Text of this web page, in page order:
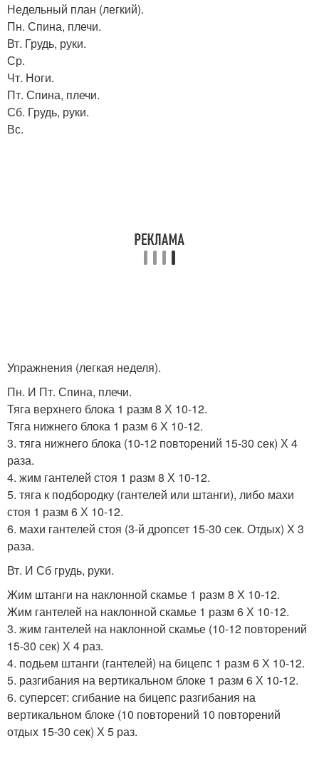
Недельный план (легкий).
Пн. Спина, плечи.
Вт. Грудь, руки.
Ср.
Чт. Ноги.
Пт. Спина, плечи.
Сб. Грудь, руки.
Вс.
Упражнения (легкая неделя).
Пн. И Пт. Спина, плечи.
Тяга верхнего блока 1 разм 8 Х 10-12.
Тяга нижнего блока 1 разм 6 Х 10-12.
3. тяга нижнего блока (10-12 повторений 15-30 сек) Х 4
раза.
4. жим гантелей стоя 1 разм 8 Х 10-12.
5. тяга к подбородку (гантелей или штанги), либо махи
стоя 1 разм 6 Х 10-12.
6. махи гантелей стоя (3-й дропсет 15-30 сек. Отдых) Х 3
раза.
Вт. И Сб грудь, руки.
Жим штанги на наклонной скамье 1 разм 8 Х 10-12.
Жим гантелей на наклонной скамье 1 разм 6 Х 10-12.
3. жим гантелей на наклонной скамье (10-12 повторений
15-30 сек) Х 4 раз.
4. подьем штанги (гантелей) на бицепс 1 разм 6 Х 10-12.
5. разгибания на вертикальном блоке 1 разм 6 Х 10-12.
6. суперсет: сгибание на бицепс разгибания на
вертикальном блоке (10 повторений 10 повторений
отдых 15-30 сек) Х 5 раз.